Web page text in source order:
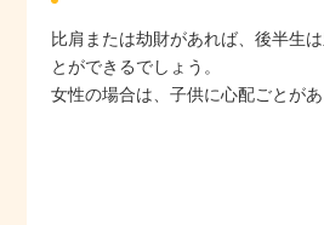
比肩または劫財があれば、後半生
とができるでしょう。
女性の場合は、子供に心配ごとがあ